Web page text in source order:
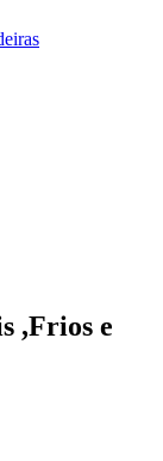
,Frios e